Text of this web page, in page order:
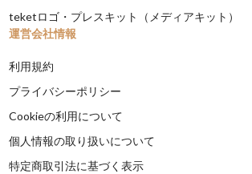
teketロゴ・プレスキット（メディアキット）
運営会社情報
利用規約
プライバシーポリシー
Cookieの利用について
個人情報の取り扱いについて
特定商取引法に基づく表示